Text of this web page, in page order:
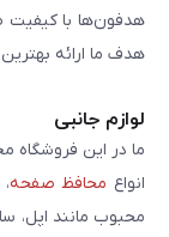
هدفون‌ها با کیفیت
هدف ما ارائه
لوازم جانبی
ما در این فروشگاه
انواع محافظ صفحه
محبوب مانند اپل،